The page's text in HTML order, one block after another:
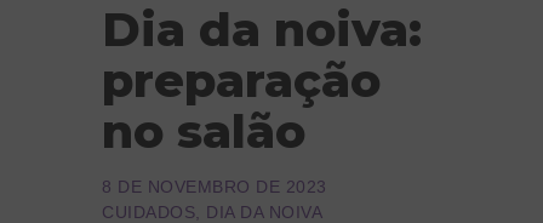
Dia da noiva:
preparação
no salão
8 DE NOVEMBRO DE 2023
CUIDADOS, DIA DA NOIVA